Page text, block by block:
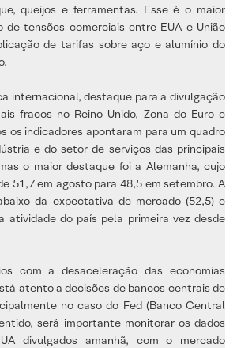
queijos e ferramentas. Esse é o maior
tensões comerciais entre EUA e União
de tarifas sobre aço e alumínio do
internacional, destaque para a divulgação
fracos no Reino Unido, Zona do Euro e
os indicadores apontaram para um quadro
e do setor de serviços das principais
o maior destaque foi a Alemanha, cujo
51,7 em agosto para 48,5 em setembro. A
da expectativa de mercado (52,5) e
atividade do país pela primeira vez desde
com a desaceleração das economias
atento a decisões de bancos centrais de
no caso do Fed (Banco Central
será importante monitorar os dados
divulgados amanhã, com o mercado